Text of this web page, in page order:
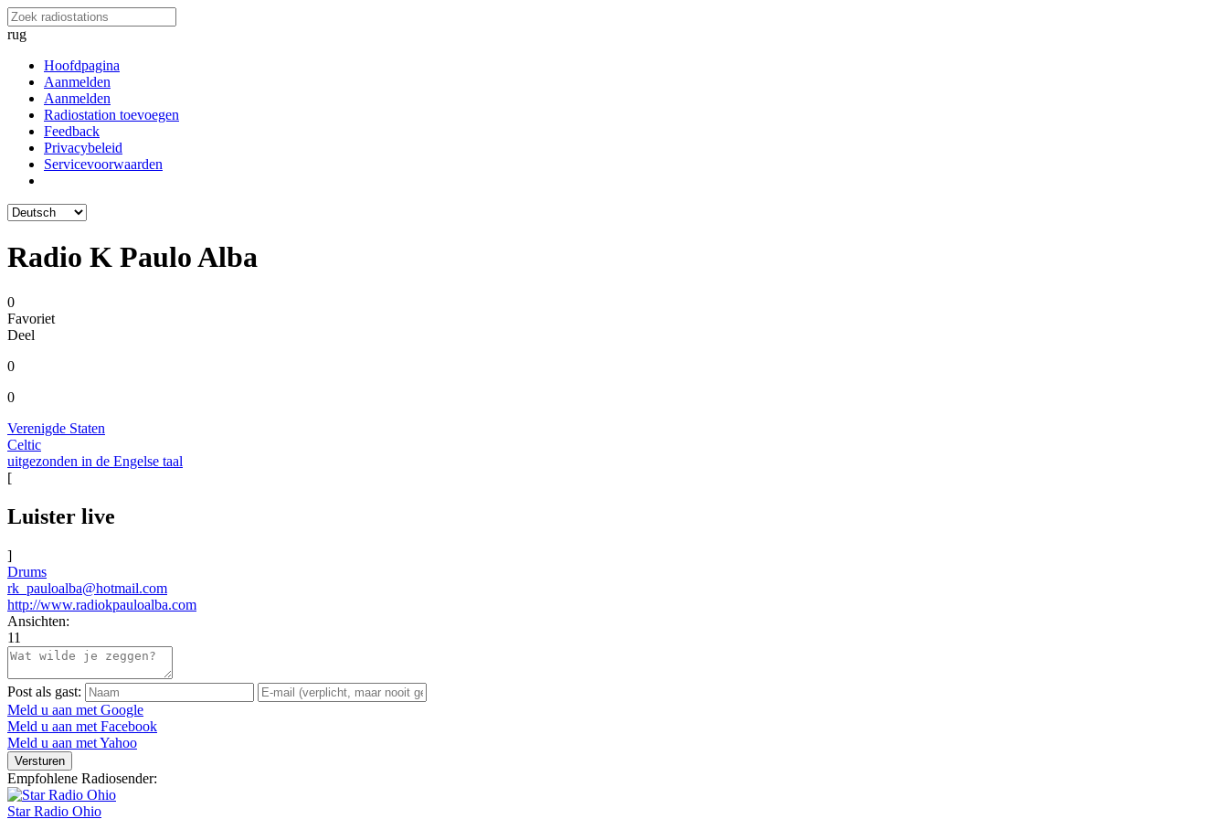
rug
Hoofdpagina
Aanmelden
Aanmelden
Radiostation toevoegen
Feedback
Privacybeleid
Servicevoorwaarden
Radio K Paulo Alba
0
Favoriet
Deel
0
0
Verenigde Staten
Celtic
uitgezonden in de Engelse taal
[
Luister live
]
Drums
rk_pauloalba@hotmail.com
http://www.radiokpauloalba.com
Ansichten:
11
Post als gast:
Meld u aan met Google
Meld u aan met Facebook
Meld u aan met Yahoo
Versturen
Empfohlene Radiosender:
Star Radio Ohio